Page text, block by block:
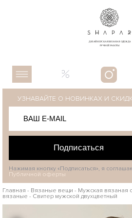
УЗНАВАЙТЕ О НОВИНКАХ И
Подписаться
Нажимая кнопку «Подписаться», я
Публичной оферты
Главная - Вязаные вещи - Мужская вязаная
вязаные - Свитер мужской двухцветный